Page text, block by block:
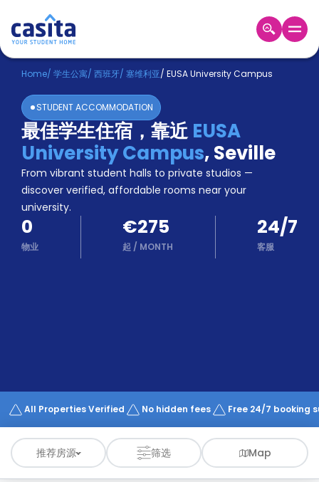
Home ZH EUR
登
入
Booking
Accommodation
About
us
Blog
Refer
And
Earn
Become
Works
Home/ 学生公寓/ 西班牙/ 塞维利亚/ EUSA University Campus
STUDENT ACCOMMODATION
最佳学生住宿，靠近EUSA
University Campus,Seville
From vibrant student halls to private studios —
discover verified, affordable rooms near your
university.
0
物业
€275
起 / MONTH
24/7
客服
All Properties Verified No hidden fees Free 24/7 booking
推荐房源 筛选 Map